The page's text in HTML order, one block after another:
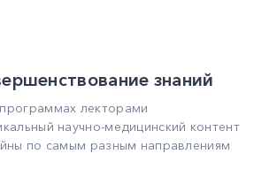
знаний
лекторами
научно-медицинский контент
по самым разным направлениям